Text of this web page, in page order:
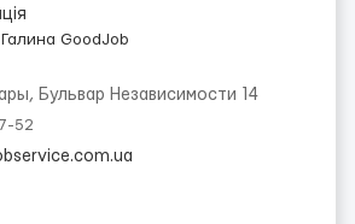
Галина GoodJob
Бульвар Независимости 14
52